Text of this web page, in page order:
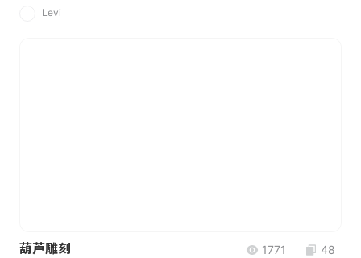
Levi
葫芦雕刻 1771 48